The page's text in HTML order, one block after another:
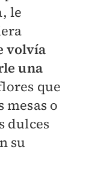
le
volvía
una
que
mesas o
dulces
su